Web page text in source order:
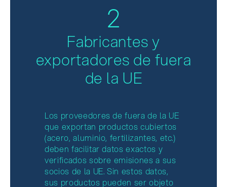
2
Fabricantes y
exportadores de fuera
de la UE
Los proveedores de fuera de la UE
que exportan productos cubiertos
(acero, aluminio, fertilizantes, etc.)
deben facilitar datos exactos y
verificados sobre emisiones a sus
socios de la UE. Sin estos datos,
sus productos pueden ser objeto